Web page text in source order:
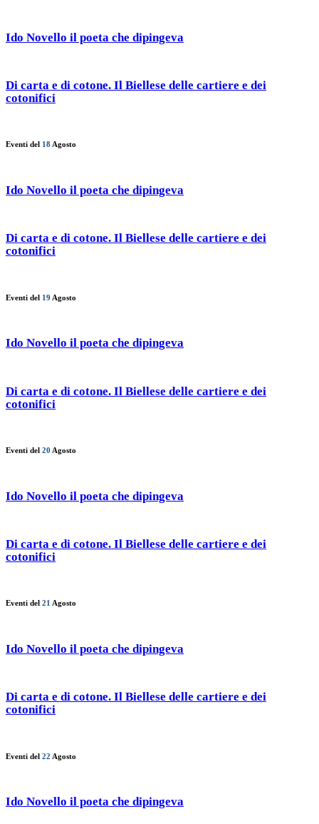
Ido Novello il poeta che dipingeva
Di carta e di cotone. Il Biellese delle cartiere e dei
cotonifici
Eventi del 18 Agosto
Ido Novello il poeta che dipingeva
Di carta e di cotone. Il Biellese delle cartiere e dei
cotonifici
Eventi del 19 Agosto
Ido Novello il poeta che dipingeva
Di carta e di cotone. Il Biellese delle cartiere e dei
cotonifici
Eventi del 20 Agosto
Ido Novello il poeta che dipingeva
Di carta e di cotone. Il Biellese delle cartiere e dei
cotonifici
Eventi del 21 Agosto
Ido Novello il poeta che dipingeva
Di carta e di cotone. Il Biellese delle cartiere e dei
cotonifici
Eventi del 22 Agosto
Ido Novello il poeta che dipingeva